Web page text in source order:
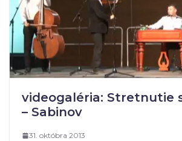
videogaléria: Stretnutie
– Sabinov
31. októbra 2013